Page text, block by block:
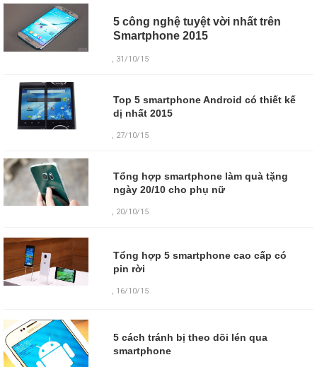
5 công nghệ tuyệt vời nhất trên
Smartphone 2015
, 31/10/15
Top 5 smartphone Android có thiết kế
dị nhất 2015
, 27/10/15
Tổng hợp smartphone làm quà tặng
ngày 20/10 cho phụ nữ
, 20/10/15
Tổng hợp 5 smartphone cao cấp có
pin rời
, 16/10/15
5 cách tránh bị theo dõi lén qua
smartphone